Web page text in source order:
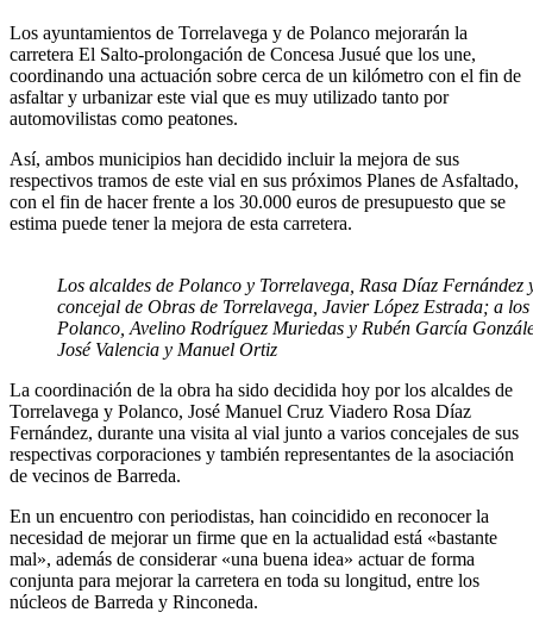
Los ayuntamientos de Torrelavega y de Polanco mejorarán la
carretera El Salto-prolongación de Concesa Jusué que los une,
coordinando una actuación sobre cerca de un kilómetro con el fin de
asfaltar y urbanizar este vial que es muy utilizado tanto por
automovilistas como peatones.
Así, ambos municipios han decidido incluir la mejora de sus
respectivos tramos de este vial en sus próximos Planes de Asfaltado,
con el fin de hacer frente a los 30.000 euros de presupuesto que se
estima puede tener la mejora de esta carretera.
Los alcaldes de Polanco y Torrelavega, Rasa Díaz
concejal de Obras de Torrelavega, Javier López Estrada; a
Polanco, Avelino Rodríguez Muriedas y Rubén García
José Valencia y Manuel Ortiz
La coordinación de la obra ha sido decidida hoy por los alcaldes de
Torrelavega y Polanco, José Manuel Cruz Viadero Rosa Díaz
Fernández, durante una visita al vial junto a varios concejales de sus
respectivas corporaciones y también representantes de la asociación
de vecinos de Barreda.
En un encuentro con periodistas, han coincidido en reconocer la
necesidad de mejorar un firme que en la actualidad está «bastante
mal», además de considerar «una buena idea» actuar de forma
conjunta para mejorar la carretera en toda su longitud, entre los
núcleos de Barreda y Rinconeda.